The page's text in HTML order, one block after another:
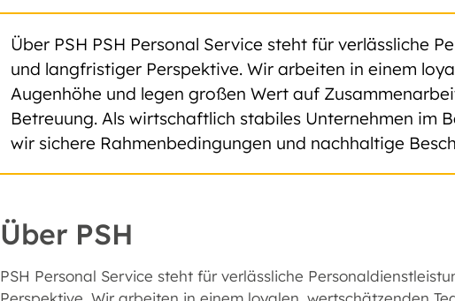
Über PSH PSH Personal Service steht für verlässliche
und langfristiger Perspektive. Wir arbeiten in einem
Augenhöhe und legen großen Wert auf
Betreuung. Als wirtschaftlich stabiles Unternehmen im
wir sichere Rahmenbedingungen und nachhaltige
Über PSH
PSH Personal Service steht für verlässliche